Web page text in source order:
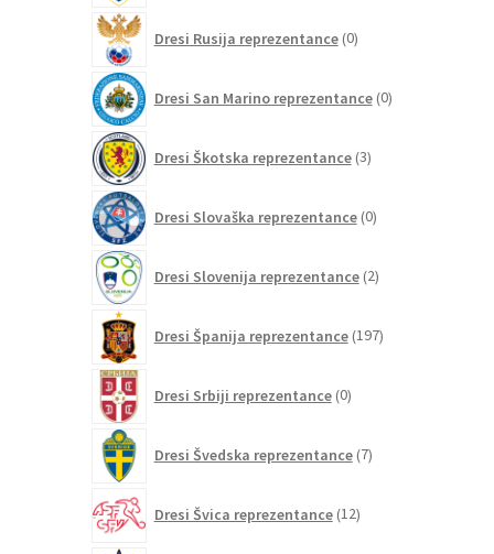
Dresi Rusija reprezentance 0izdelkov
Dresi San Marino reprezentance 0izdelkov
Dresi Škotska reprezentance 3izdelki
Dresi Slovaška reprezentance 0izdelkov
Dresi Slovenija reprezentance 2izdelka
Dresi Španija reprezentance 197izdelkov
Dresi Srbiji reprezentance 0izdelkov
Dresi Švedska reprezentance 7izdelkov
Dresi Švica reprezentance 12izdelkov